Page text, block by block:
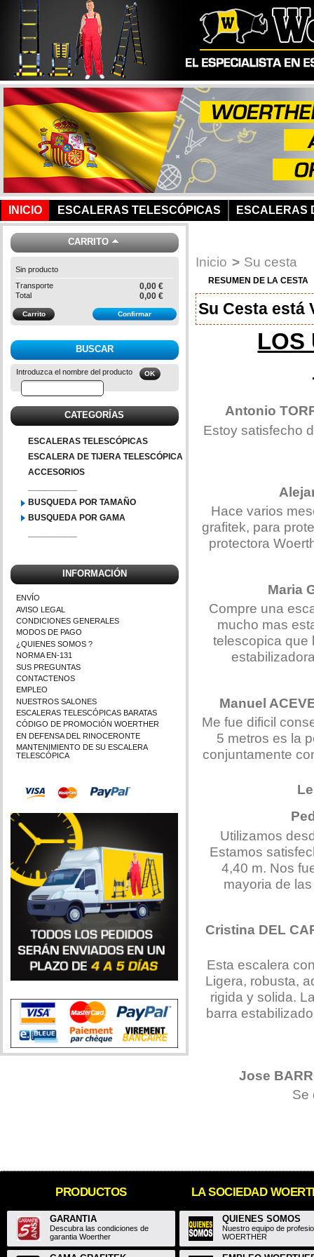
INICIO ESCALERAS TELESCÓPICAS ESCALERAS
CARRITO
Sin producto
Transporte
0,00 €
Total 0,00 €
Carrito Confirmar
BUSCAR
Introduzca el nombre del producto
CATEGORÍAS
ESCALERAS TELESCÓPICAS
ESCALERA DE TIJERA TELESCÓPICA
ACCESORIOS
BUSQUEDA POR TAMAÑO
BUSQUEDA POR GAMA
INFORMACIÓN
ENVÍO
AVISO LEGAL
CONDICIONES GENERALES
MODOS DE PAGO
¿QUIENES SOMOS ?
NORMA EN-131
SUS PREGUNTAS
CONTACTENOS
EMPLEO
NUESTROS SALONES
ESCALERAS TELESCÓPICAS BARATAS
CÓDIGO DE PROMOCIÓN WOERTHER
EN DEFENSA DEL RINOCERONTE
MANTENIMIENTO DE SU ESCALERA
TELESCÓPICA
Inicio > Su cesta
RESUMEN DE LA CESTA
Su Cesta está
LOS
Antonio
Estoy satisfecho
Hace varios
grafitek, para
protectora
Maria
Compre una
mucho mas
telescopica que
Manuel
Me fue dificil
5 metros es la
conjuntamente
Utilizamos
Estamos
4,40 m. Nos
mayoria de
Cristina DEL
Esta escalera
Ligera, robusta,
rigida y solida.
barra
Jose
Se
PRODUCTOS
GARANTIA
Descubra las condiciones de
garantia Woerther
LA SOCIEDAD
QUIENES SOMOS
Nuestro equipo de
WOERTHER